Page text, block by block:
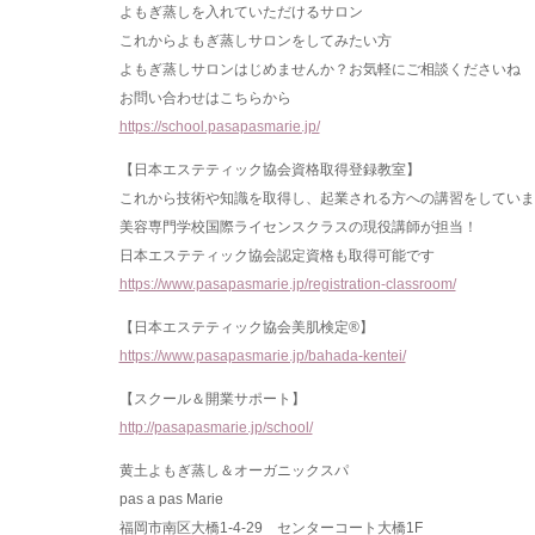
よもぎ蒸しを入れていただけるサロン
これからよもぎ蒸しサロンをしてみたい方
よもぎ蒸しサロンはじめませんか？お気軽にご相談くださいね
お問い合わせはこちらから
https://school.pasapasmarie.jp/
【日本エステティック協会資格取得登録教室】
これから技術や知識を取得し、起業される方への講習をしてい
美容専門学校国際ライセンスクラスの現役講師が担当！
日本エステティック協会認定資格も取得可能です
https://www.pasapasmarie.jp/registration-classroom/
【日本エステティック協会美肌検定®】
https://www.pasapasmarie.jp/bahada-kentei/
【スクール＆開業サポート】
http://pasapasmarie.jp/school/
黄土よもぎ蒸し＆オーガニックスパ
pas a pas Marie
福岡市南区大橋1-4-29 センターコート大橋1F